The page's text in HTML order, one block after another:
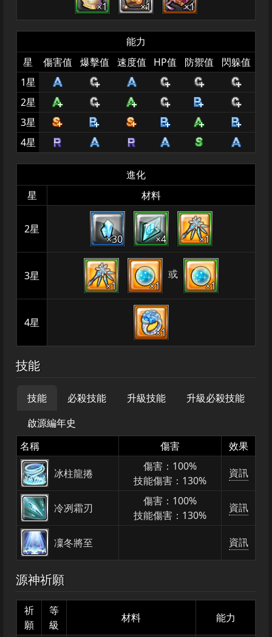
×1 ×1 ×1
能力
星
傷害值 爆擊值 速度值 HP值 防禦值
閃躲值
1星
2星
3星
4星
進化
星
材料
2星
×30 ×4 ×1
3星
×1 ×1
或
×1
4星
×1
技能
技能 必殺技能 升級技能
升級必殺技能
啟源編年史
名稱
傷害 效果
冰柱龍捲
傷害：100%
技能傷害：130%
資訊
冷冽霜刃
傷害：100%
技能傷害：130%
資訊
凜冬將至 資訊
源神祈願
祈
願
等
級
材料 能力